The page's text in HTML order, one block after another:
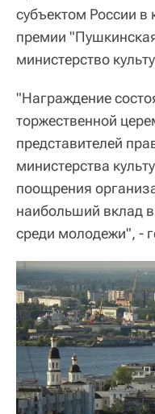
субъектом России в
премии
министерство
"Награждение
торжественной
представителей
министерства
поощрения
наибольший вклад
среди молодежи", -